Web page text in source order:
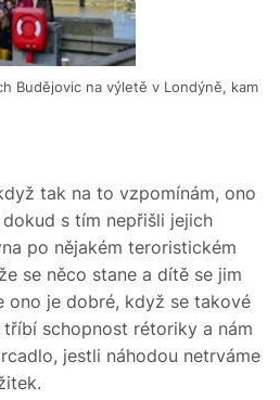
Budějovic na výletě v Londýně, kam
tak na to vzpomínám, ono
s tím nepřišli jejich
po nějakém teroristickém
se něco stane a dítě se jim
ono je dobré, když se takové
schopnost rétoriky a nám
jestli náhodou netrváme